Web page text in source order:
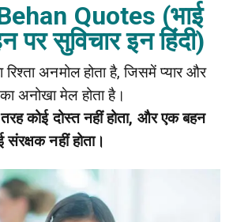
Quotes (भाई
पर सुविचार इन हिंदी)
रिश्ता अनमोल होता है, जिसमें प्यार और
अनोखा मेल होता है।
कोई दोस्त नहीं होता, और एक बहन
नहीं होता।